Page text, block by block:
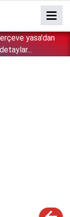
yasa'dan